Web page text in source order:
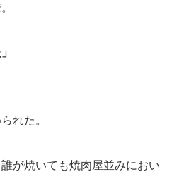
れた。
が焼いても焼肉屋並みにおい